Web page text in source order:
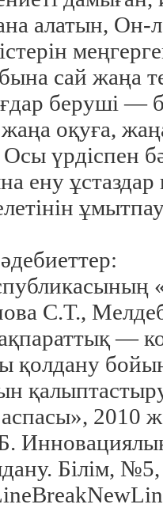
алатын, Он-
сай жаңа
беруші —
оқуға,
Осы үрдіспен
ену
С.Т.,
—
қолдану
2010
Білім,